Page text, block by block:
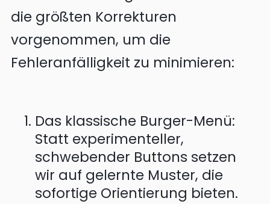
die größten Korrekturen
vorgenommen, um die
Fehleranfälligkeit zu minimieren:
Das klassische Burger-Menü:
Statt experimenteller,
schwebender Buttons setzen
wir auf gelernte Muster, die
sofortige Orientierung bieten.